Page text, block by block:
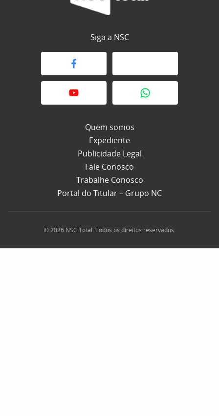
Siga a NSC
Quem somos
Expediente
Publicidade Legal
Fale Conosco
Trabalhe Conosco
Portal do Titular – Grupo NC
© 2026 NSC Total. Todos os direitos reservados.